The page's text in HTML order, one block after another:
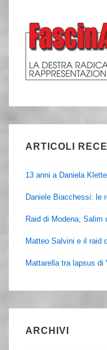
ARTICOLI
13 anni a Daniela
Daniele Biacchessi: le
Raid di Modena, Salim
Matteo Salvini e il raid
Mattarella tra lapsus di
ARCHIVI